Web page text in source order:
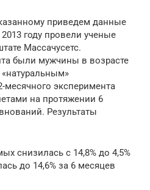
приведем данные
году провели ученые
Массачусетс.
были мужчины в возрасте
месячного эксперимента
на протяжении 6
Результаты
снизилась с 14,8% до 4,5%
до 14,6% за 6 месяцев